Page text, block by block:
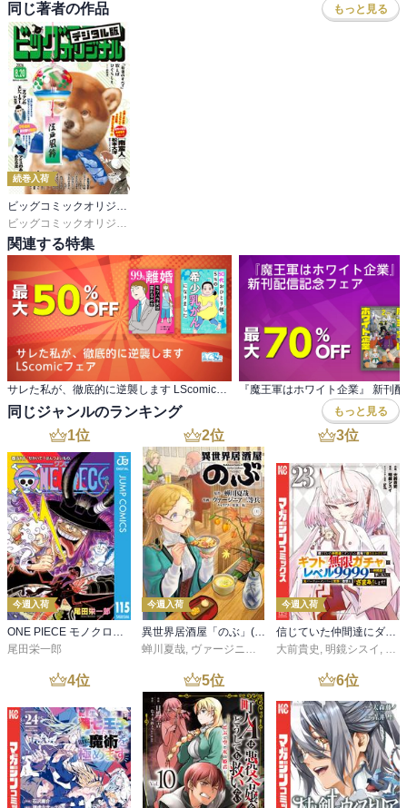
同じ著者の作品 もっと見る
続巻入荷
ビッグコミックオリジナル
ビッグコミックオリジナル編集部
関連する特集
サレた私が、徹底的に逆襲します LScomicフェア
同じジャンルのランキング もっと見る
1位
今週入荷
尾田栄一郎
2位
今週入荷
蝉川夏哉 ヴァージニア二等兵 ,転
3位
今週入荷
大前貴史 明鏡シスイ
4位 5位 6位